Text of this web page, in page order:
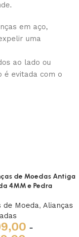
em aço,
uma
ao lado ou
é evitada com o
de Moedas Antiga
4MM e Pedra
de Moeda, Alianças
-